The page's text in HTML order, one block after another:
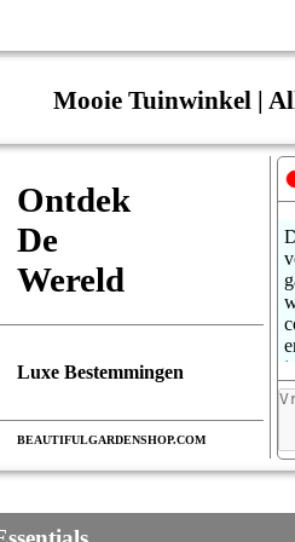
Mooie Tuinwinkel |
Ontdek
De
Wereld
Luxe Bestemmingen
BEAUTIFULGARDENSHOP.COM